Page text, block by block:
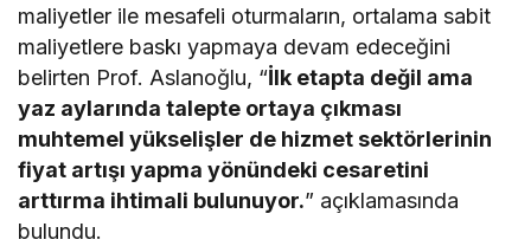
maliyetler ile mesafeli oturmaların, ortalama sabit
maliyetlere baskı yapmaya devam edeceğini
belirten Prof. Aslanoğlu, “İlk etapta değil ama
yaz aylarında talepte ortaya çıkması
muhtemel yükselişler de hizmet sektörlerinin
fiyat artışı yapma yönündeki cesaretini
arttırma ihtimali bulunuyor.” açıklamasında
bulundu.